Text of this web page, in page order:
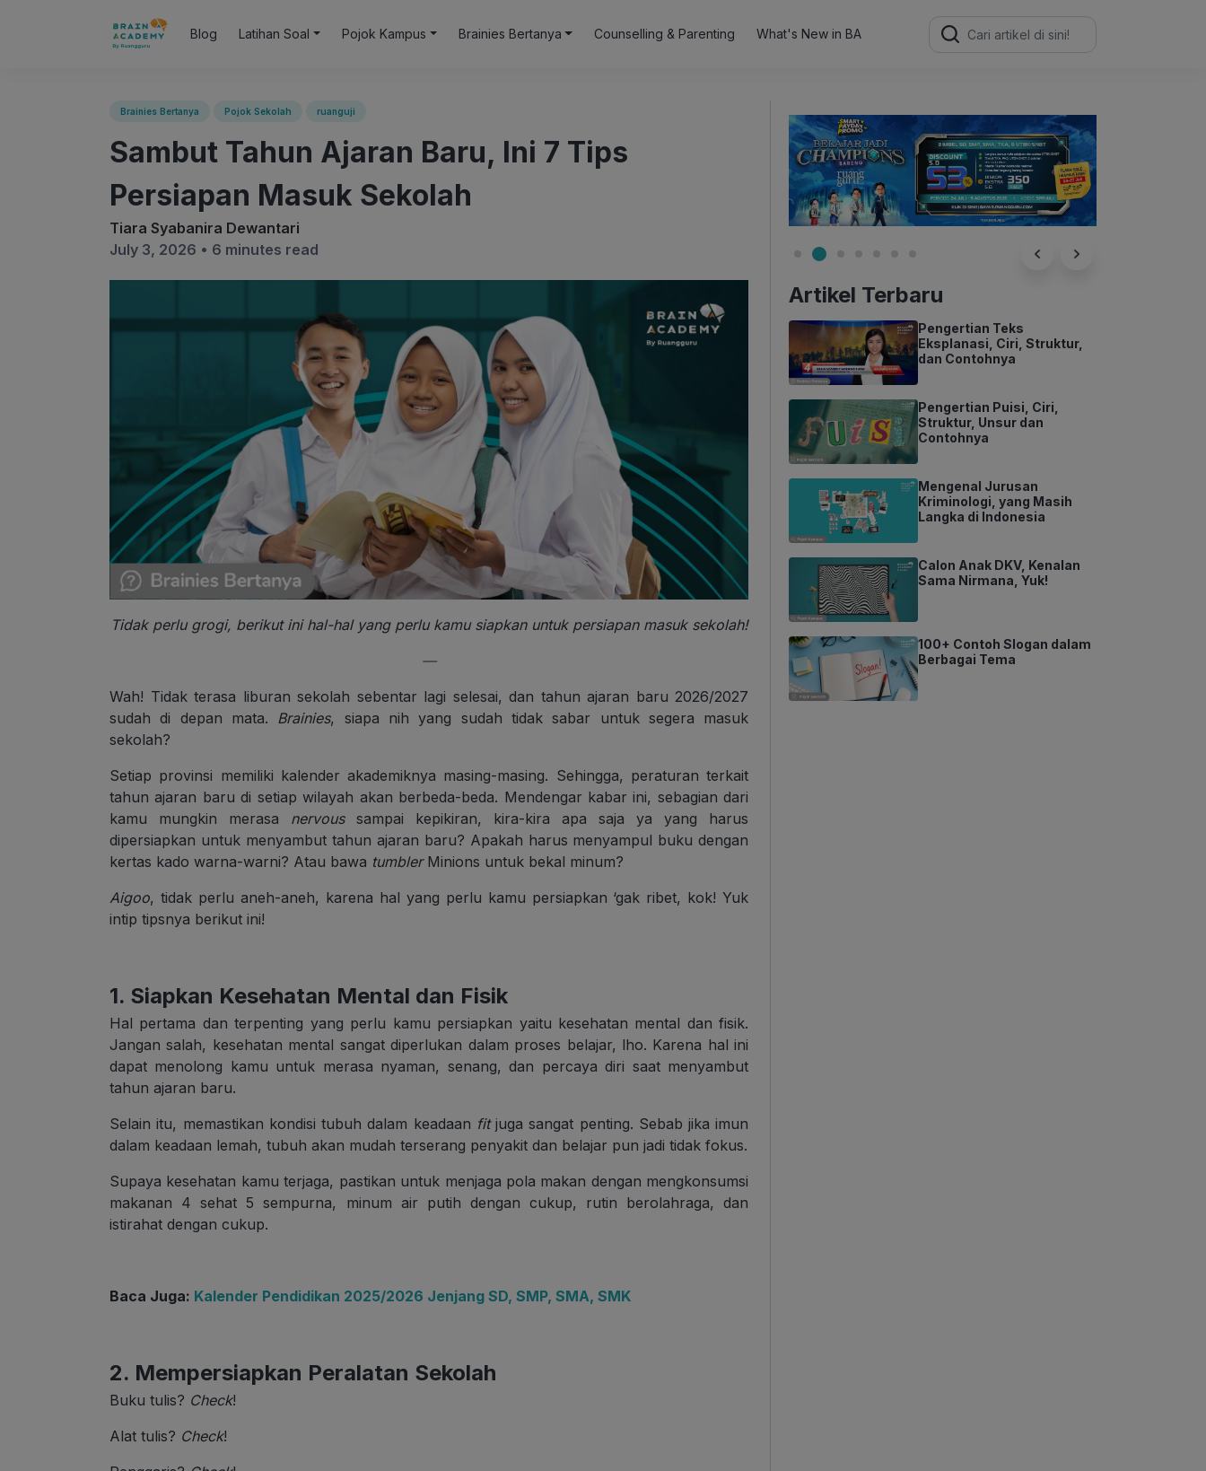
Blog Latihan Soal Pojok Kampus Brainies Bertanya Counselling & Parenting What's New in BA
Search
for:
Brainies Bertanya Pojok Sekolah ruanguji
Sambut Tahun Ajaran Baru, Ini 7 Tips
Persiapan Masuk Sekolah
Tiara Syabanira Dewantari
July 3, 2026 • 6 minutes read
Tidak perlu grogi, berikut ini hal-hal yang perlu kamu siapkan untuk persiapan masuk sekolah!
—
Wah! Tidak terasa liburan sekolah sebentar lagi selesai, dan tahun ajaran baru 2026/2027
sudah di depan mata. Brainies, siapa nih yang sudah tidak sabar untuk segera masuk
sekolah?
Setiap provinsi memiliki kalender akademiknya masing-masing. Sehingga, peraturan terkait
tahun ajaran baru di setiap wilayah akan berbeda-beda. Mendengar kabar ini, sebagian dari
kamu mungkin merasa nervoussampai kepikiran, kira-kira apa saja ya yang harus
dipersiapkan untuk menyambut tahun ajaran baru? Apakah harus menyampul buku dengan
kertas kado warna-warni? Atau bawa tumbler Minions untuk bekal minum?
Aigoo, tidak perlu aneh-aneh, karena hal yang perlu kamu persiapkan ‘gak ribet, kok! Yuk
intip tipsnya berikut ini!
1. Siapkan Kesehatan Mental dan Fisik
Hal pertama dan terpenting yang perlu kamu persiapkan yaitu kesehatan mental dan fisik.
Jangan salah, kesehatan mental sangat diperlukan dalam proses belajar, lho. Karena hal ini
dapat menolong kamu untuk merasa nyaman, senang, dan percaya diri saat menyambut
tahun ajaran baru.
Selain itu, memastikan kondisi tubuh dalam keadaan fitjuga sangat penting. Sebab jika imun
dalam keadaan lemah, tubuh akan mudah terserang penyakit dan belajar pun jadi tidak fokus.
Supaya kesehatan kamu terjaga, pastikan untuk menjaga pola makan dengan mengkonsumsi
makanan 4 sehat 5 sempurna, minum air putih dengan cukup, rutin berolahraga, dan
istirahat dengan cukup.
Baca Juga: Kalender Pendidikan 2025/2026 Jenjang SD, SMP, SMA, SMK
2. Mempersiapkan Peralatan Sekolah
Buku tulis? Check!
Alat tulis? Check!
Artikel Terbaru
Pengertian Teks
Eksplanasi, Ciri, Struktur,
dan Contohnya
Pengertian Puisi, Ciri,
Struktur, Unsur dan
Contohnya
Mengenal Jurusan
Kriminologi, yang Masih
Langka di Indonesia
Calon Anak DKV, Kenalan
Sama Nirmana, Yuk!
100+ Contoh Slogan dalam
Berbagai Tema